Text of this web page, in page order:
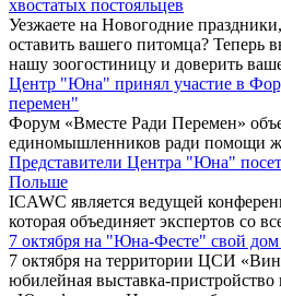
хвостатых постояльцев
Уезжаете на Новогодние
оставить вашего питомца? Теперь
нашу зоогостиницу и доверить
Центр "Юна" принял участие в
перемен"
Форум «Вместе Ради Перемен»
единомышленников ради помощи
Представители Центра "Юна"
Польше
ICAWC является ведущей
которая объединяет экспертов со
7 октября на "Юна-Фесте" свой
7 октября на территории ЦСИ
юбилейная выставка-